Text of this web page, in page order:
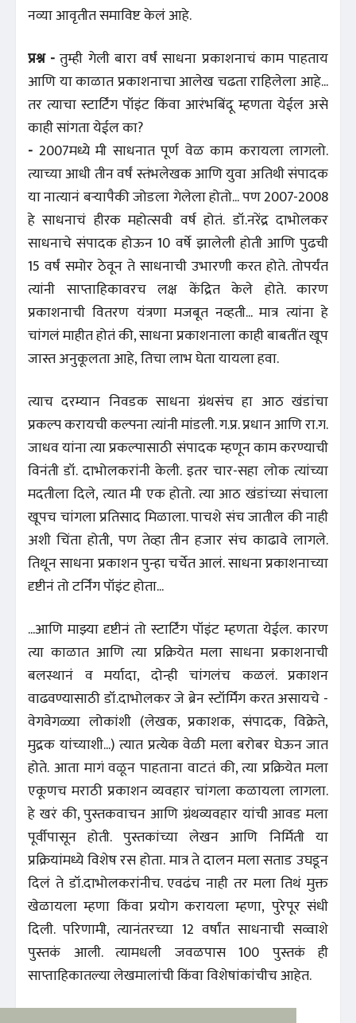
नव्या आवृतीत समाविष्ट केलं आहे.
प्रश्न - तुम्ही गेली बारा वर्षं साधना प्रकाशनाचं काम पाहताय
आणि या काळात प्रकाशनाचा आलेख चढता राहिलेला आहे...
तर त्याचा स्टार्टिंग पॉइंट किंवा आरंभबिंदू म्हणता येईल असे
काही सांगता येईल का?
- 2007मध्ये मी साधनात पूर्ण वेळ काम करायला लागलो.
त्याच्या आधी तीन वर्षं स्तंभलेखक आणि युवा अतिथी संपादक
या नात्यानं बऱ्यापैकी जोडला गेलेला होतो... पण 2007-2008
हे साधनाचं हीरक महोत्सवी वर्ष होतं. डॉ.नरेंद्र दाभोलकर
साधनाचे संपादक होऊन 10 वर्षे झालेली होती आणि पुढची
15 वर्षं समोर ठेवून ते साधनाची उभारणी करत होते. तोपर्यंत
त्यांनी साप्ताहिकावरच लक्ष केंद्रित केले होते. कारण
प्रकाशनाची वितरण यंत्रणा मजबूत नव्हती... मात्र त्यांना हे
चांगलं माहीत होतं की, साधना प्रकाशनाला काही बाबतींत खूप
जास्त अनुकूलता आहे, तिचा लाभ घेता यायला हवा.
त्याच दरम्यान निवडक साधना ग्रंथसंच हा आठ खंडांचा
प्रकल्प करायची कल्पना त्यांनी मांडली. ग.प्र. प्रधान आणि रा.ग.
जाधव यांना त्या प्रकल्पासाठी संपादक म्हणून काम करण्याची
विनंती डॉ. दाभोलकरांनी केली. इतर चार-सहा लोक त्यांच्या
मदतीला दिले, त्यात मी एक होतो. त्या आठ खंडांच्या संचाला
खूपच चांगला प्रतिसाद मिळाला. पाचशे संच जातील की नाही
अशी चिंता होती, पण तेव्हा तीन हजार संच काढावे लागले.
तिथून साधना प्रकाशन पुन्हा चर्चेत आलं. साधना प्रकाशनाच्या
दृष्टीनं तो टर्निंग पॉइंट होता...
...आणि माझ्या दृष्टीनं तो स्टार्टिंग पॉइंट म्हणता येईल. कारण
त्या काळात आणि त्या प्रक्रियेत मला साधना प्रकाशनाची
बलस्थानं व मर्यादा, दोन्ही चांगलंच कळलं. प्रकाशन
वाढवण्यासाठी डॉ.दाभोलकर जे ब्रेन स्टॉर्मिंग करत असायचे -
वेगवेगळ्या लोकांशी (लेखक, प्रकाशक, संपादक, विक्रेते,
मुद्रक यांच्याशी...) त्यात प्रत्येक वेळी मला बरोबर घेऊन जात
होते. आता मागं वळून पाहताना वाटतं की, त्या प्रक्रियेत मला
एकूणच मराठी प्रकाशन व्यवहार चांगला कळायला लागला.
हे खरं की, पुस्तकवाचन आणि ग्रंथव्यवहार यांची आवड मला
पूर्वीपासून होती. पुस्तकांच्या लेखन आणि निर्मिती या
प्रक्रियांमध्ये विशेष रस होता. मात्र ते दालन मला सताड उघडून
दिलं ते डॉ.दाभोलकरांनीच. एवढंच नाही तर मला तिथं मुक्त
खेळायला म्हणा किंवा प्रयोग करायला म्हणा, पुरेपूर संधी
दिली. परिणामी, त्यानंतरच्या 12 वर्षांत साधनाची सव्वाशे
पुस्तकं आली. त्यामधली जवळपास 100 पुस्तकं ही
साप्ताहिकातल्या लेखमालांची किंवा विशेषांकांचीच आहेत.